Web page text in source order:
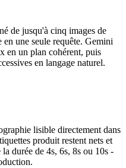
de jusqu'à cinq images de
une seule requête. Gemini
en un plan cohérent, puis
en langage naturel.
lisible directement dans
produit restent nets et
durée de 4s, 6s, 8s ou 10s -